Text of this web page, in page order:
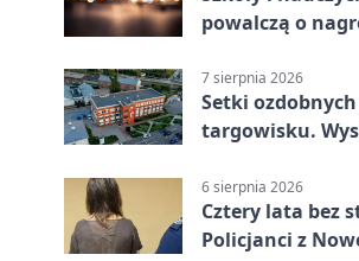
powalczą o
7 sierpnia 2026
Setki ozdobnych
targowisku.
6 sierpnia 2026
Cztery lata bez
Policjanci z